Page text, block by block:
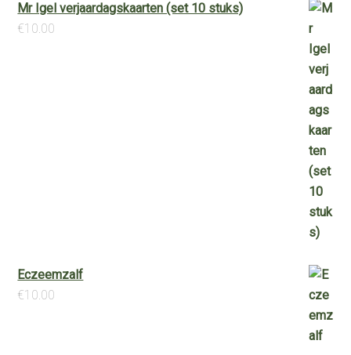
Mr Igel verjaardagskaarten (set 10 stuks)
€10.00
Eczeemzalf
€10.00